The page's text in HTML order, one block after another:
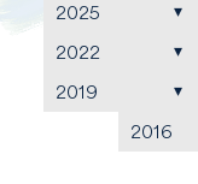
2025
2022
2019
2016